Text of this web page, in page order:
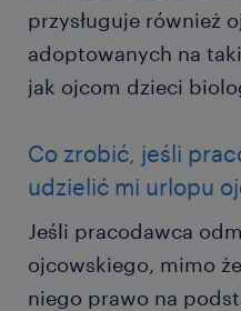
przysługuje również
adoptowanych na
jak ojcom dzieci
Co zrobić, jeśli
udzielić mi urlopu
Jeśli pracodawca
ojcowskiego, mimo
niego prawo na